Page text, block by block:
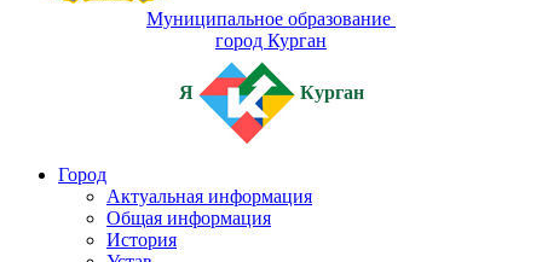
Муниципальное образование
город Курган
Я Курган
Город
Актуальная информация
Общая информация
История